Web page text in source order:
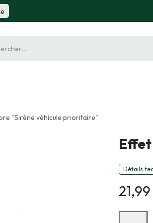
"Sirène véhicule prioritaire"
Détails
21,99